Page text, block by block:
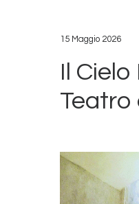
15 Maggio 2026
Il
Teatro